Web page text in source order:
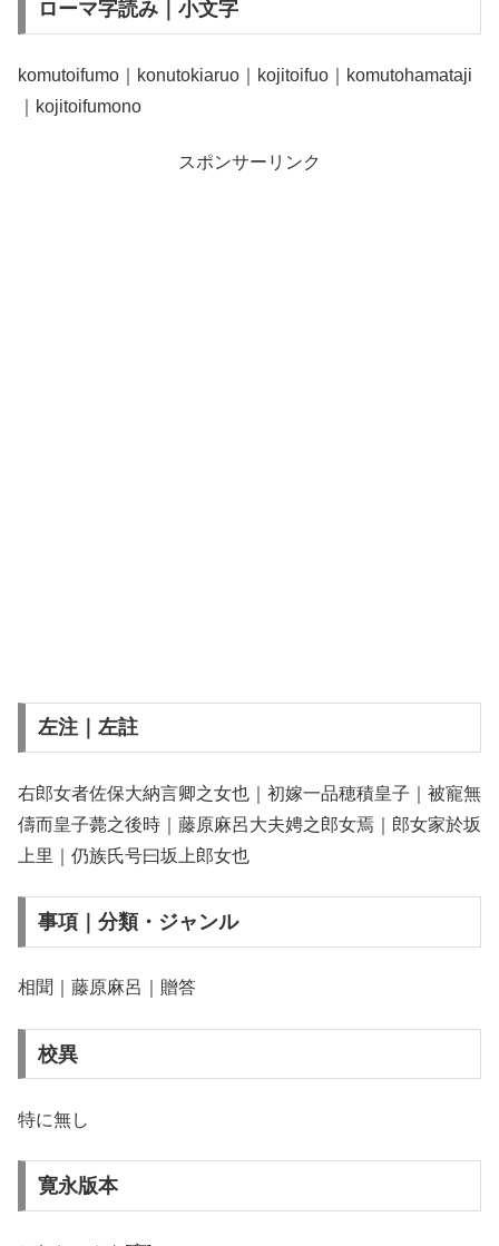
ローマ字読み｜小文字
komutoifumo｜konutokiaruo｜kojitoifuo｜komutohamataji
｜kojitoifumono
スポンサーリンク
左注｜左註
右郎女者佐保大納言卿之女也｜初嫁一品穂積皇子｜被寵無
儔而皇子薨之後時｜藤原麻呂大夫娉之郎女焉｜郎女家於坂
上里｜仍族氏号曰坂上郎女也
事項｜分類・ジャンル
相聞｜藤原麻呂｜贈答
校異
特に無し
寛永版本